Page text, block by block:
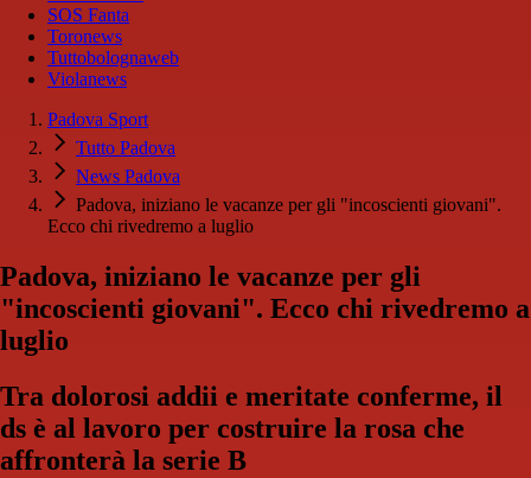
SOS Fanta
Toronews
Tuttobolognaweb
Violanews
Padova Sport
Tutto Padova
News Padova
Padova, iniziano le vacanze per gli "incoscienti giovani".
Ecco chi rivedremo a luglio
Padova, iniziano le vacanze per gli
"incoscienti giovani". Ecco chi rivedremo a
luglio
Tra dolorosi addii e meritate conferme, il
ds è al lavoro per costruire la rosa che
affronterà la serie B